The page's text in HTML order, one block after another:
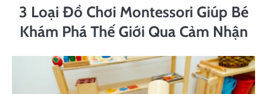
3 Loại Đồ Chơi Montessori Giúp Bé
Khám Phá Thế Giới Qua Cảm Nhận